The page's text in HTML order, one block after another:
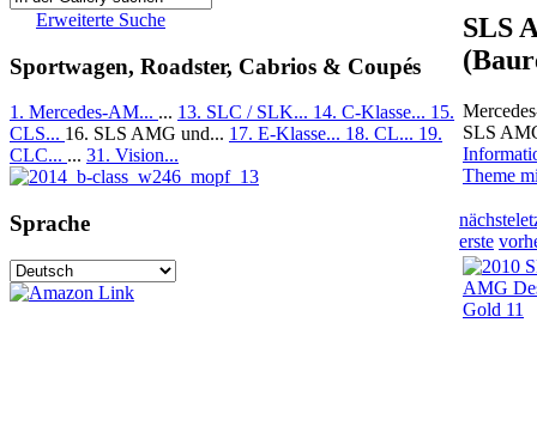
Erweiterte Suche
Sportwagen, Roadster, Cabrios & Coupés
1. Mercedes-AM... ... 13. SLC / SLK... 14. C-Klasse... 15.
CLS... 16. SLS AMG und... 17. E-Klasse... 18. CL... 19.
CLC... ... 31. Vision...
Sprache
SLS
SLS
Theme
nächste
erste